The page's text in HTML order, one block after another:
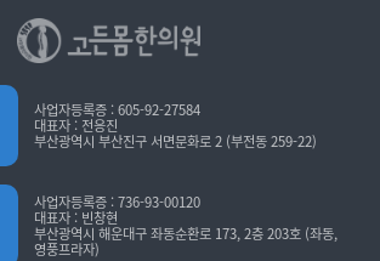
사업자등록증 : 605-92-27584
대표자 : 전응진
부산광역시 부산진구 서면문화로 2 (부전동 259-22)
사업자등록증 : 736-93-00120
대표자 : 빈창현
부산광역시 해운대구 좌동순환로 173, 2층 203호 (좌동,
영풍프라자)